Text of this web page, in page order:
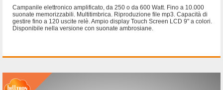
Campanile elettronico amplificato, da 250 o da 600 Watt. Fino a 10.000
suonate memorizzabili. Multitimbrica. Riproduzione file mp3. Capacità di
gestire fino a 120 uscite relè. Ampio display Touch Screen LCD 9" a colori.
Disponibile nella versione con suonate ambrosiane.